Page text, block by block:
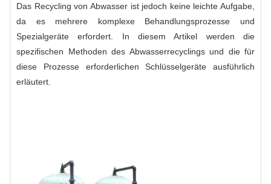
Das Recycling von Abwasser ist jedoch keine leichte Aufgabe,
da es mehrere komplexe Behandlungsprozesse und
Spezialgeräte erfordert. In diesem Artikel werden die
spezifischen Methoden des Abwasserrecyclings und die für
diese Prozesse erforderlichen Schlüsselgeräte ausführlich
erläutert.